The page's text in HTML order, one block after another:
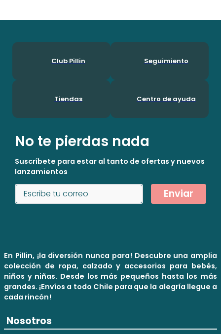
Club Pillin Seguimiento
Tiendas Centro de ayuda
No te pierdas nada
Suscríbete para estar al tanto de ofertas y nuevos
lanzamientos
Enviar
En Pillin, ¡la diversión nunca para! Descubre una amplia
colección de ropa, calzado y accesorios para bebés,
niños y niñas. Desde los más pequeños hasta los más
grandes. ¡Envíos a todo Chile para que la alegría llegue a
cada rincón!
Nosotros